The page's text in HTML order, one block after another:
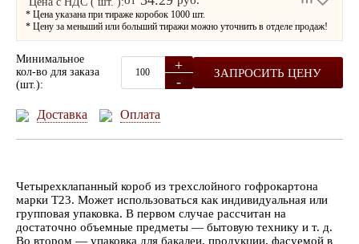
* Цена указана при тираже коробок 1000 шт.
* Цену за меньший или больший тиражи можно уточнить в отделе продаж!
Минимальное
кол-во для заказа
(шт.):
+
-
ЗАПРОСИТЬ ЦЕНУ
Доставка Оплата
Четырехклапанный короб из трехслойного гофрокартона
марки Т23. Может использоваться как индивидуальная или
групповая упаковка. В первом случае рассчитан на
достаточно объемные предметы — бытовую технику и т. д.
Во втором — упаковка для бакалеи, продукции, фасуемой в